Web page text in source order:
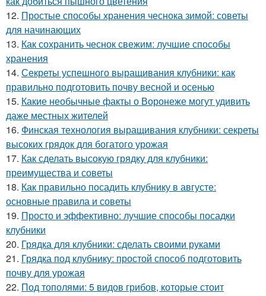
12. Простые способы хранения чеснока зимой: советы
для начинающих
13. Как сохранить чеснок свежим: лучшие способы
хранения
14. Секреты успешного выращивания клубники: как
правильно подготовить почву весной и осенью
15. Какие необычные факты о Воронеже могут удивить
даже местных жителей
16. Финская технология выращивания клубники: секреты
высоких грядок для богатого урожая
17. Как сделать высокую грядку для клубники:
преимущества и советы
18. Как правильно посадить клубнику в августе:
основные правила и советы
19. Просто и эффективно: лучшие способы посадки
клубники
20. Грядка для клубники: сделать своими руками
21. Грядка под клубнику: простой способ подготовить
почву для урожая
22. Под тополями: 5 видов грибов, которые стоит